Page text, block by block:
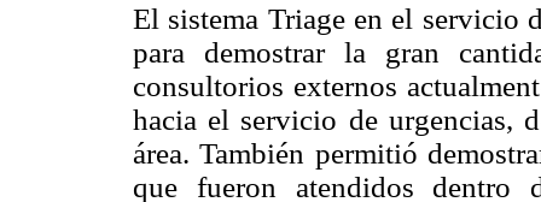
El sistema Triage en el servicio
para demostrar la gran
consultorios externos
hacia el servicio de urgencias,
área. También permitió
que fueron atendidos